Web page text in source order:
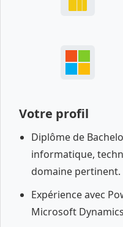
Votre profil
Diplôme de
informatique,
domaine pertinent.
Expérience avec
Microsoft